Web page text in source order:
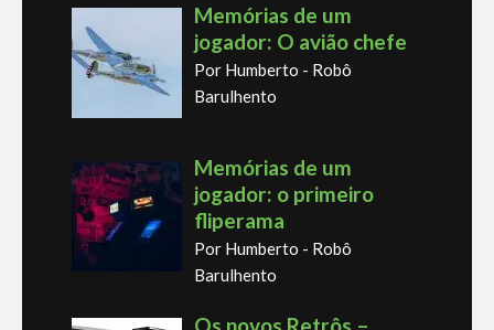
Memórias de um
jogador: O avião chefe
Por Humberto - Robô
Barulhento
Memórias de um
jogador: o primeiro
fliperama
Por Humberto - Robô
Barulhento
Os novos Retrôs –